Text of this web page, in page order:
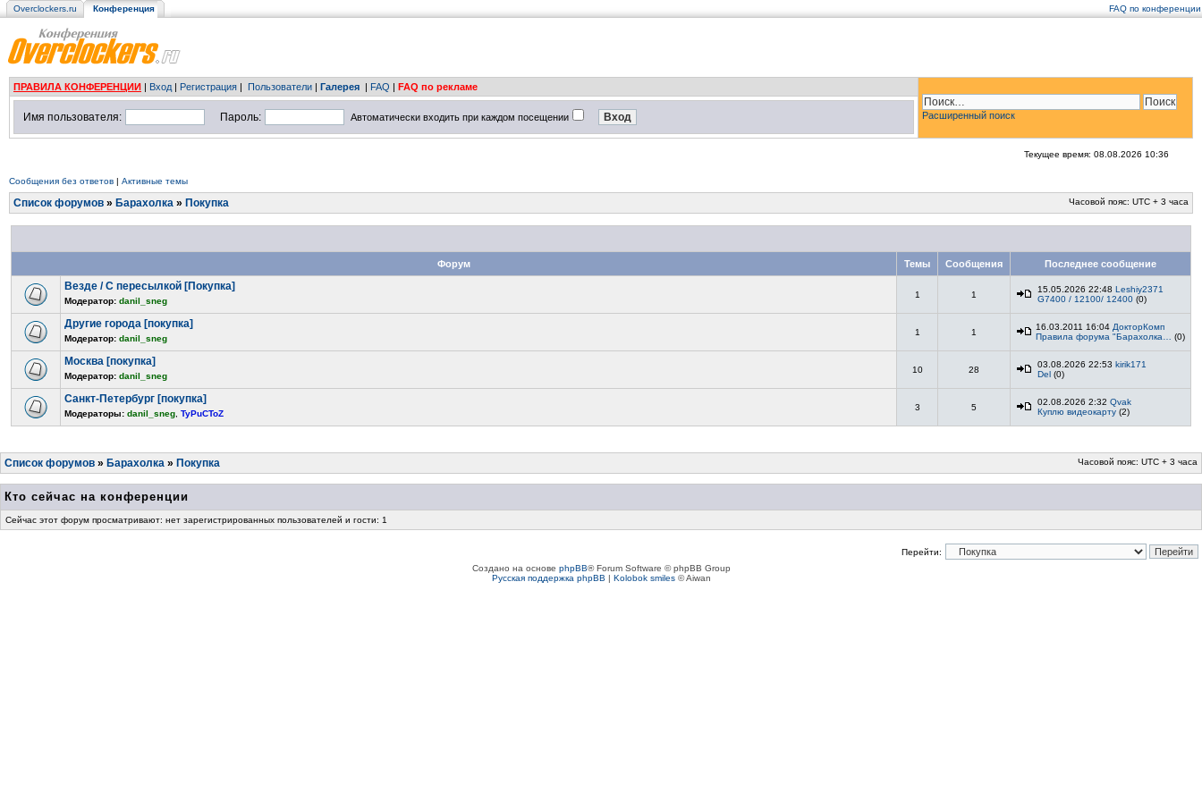
Overclockers.ru Конференция FAQ по конференции
ПРАВИЛА КОНФЕРЕНЦИИ | Вход | Регистрация | Пользователи | Галерея | FAQ | FAQ по рекламе
Расширенный поиск
Имя пользователя: Пароль: Автоматически входить при каждом посещении
Текущее время: 08.08.2026 10:36
Сообщения без ответов | Активные темы
Список форумов » Барахолка » Покупка Часовой пояс: UTC + 3 часа
Форум Темы Сообщения Последнее сообщение
Везде / С пересылкой [Покупка]
Модератор: danil_sneg
1 1
15.05.2026 22:48 Leshiy2371
G7400 / 12100/ 12400 (0)
Другие города [покупка]
Модератор: danil_sneg
1 1
16.03.2011 16:04 ДокторКомп
Правила форума "Барахолка…
(0)
Москва [покупка]
Модератор: danil_sneg
10 28
03.08.2026 22:53 kirik171
Del (0)
Санкт-Петербург [покупка]
Модераторы: danil_sneg TyPuCToZ
3 5
02.08.2026 2:32 Qvak
Куплю видеокарту (2)
Список форумов » Барахолка » Покупка Часовой пояс: UTC + 3 часа
Кто сейчас на конференции
Сейчас этот форум просматривают: нет зарегистрированных пользователей и гости: 1
Перейти:
Создано на основе phpBB® Forum Software © phpBB Group
Русская поддержка phpBB | Kolobok smiles© Aiwan